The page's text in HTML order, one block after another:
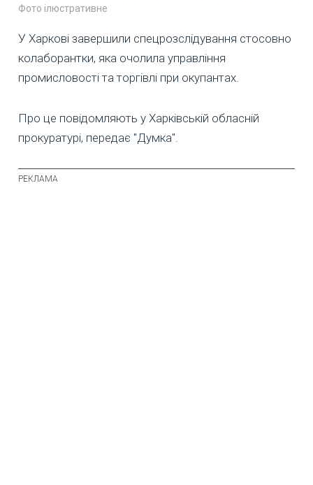
Фото ілюстративне
У Харкові завершили спецрозслідування стосовно
колаборантки, яка очолила управління
промисловості та торгівлі при окупантах.
Про це повідомляють у Харківській обласній
прокуратурі, передає "Думка".